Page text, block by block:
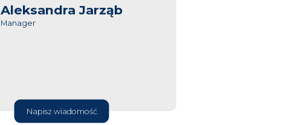
Aleksandra Jarząb
Manager
Napisz wiadomość